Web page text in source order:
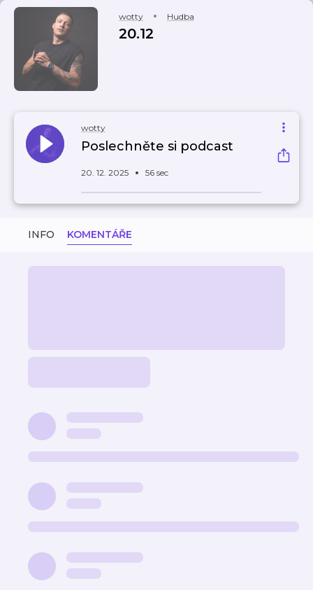
wotty Hudba
20.12
wotty
Poslechněte si podcast
20. 12. 2025 56 sec
INFO KOMENTÁŘE